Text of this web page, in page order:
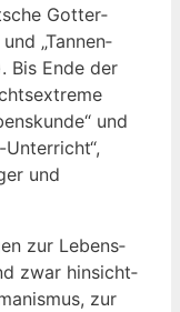
Got­ter­
„Tan­nen­
Bis Ende der
und
und
zur Lebens­
zwar hin­sicht­
zur